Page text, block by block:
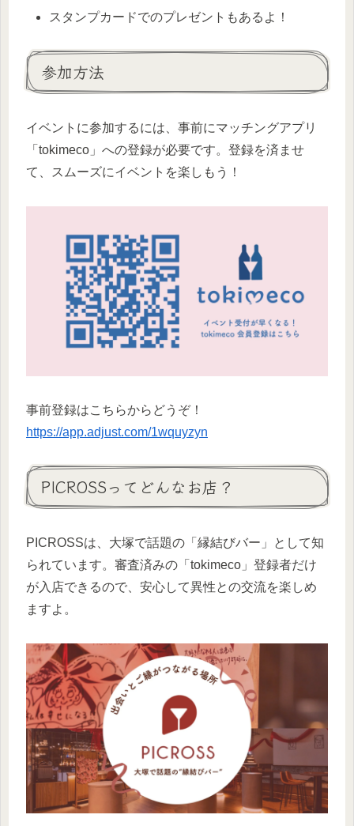
スタンプカードでのプレゼントもあるよ！
参加方法
イベントに参加するには、事前にマッチングアプリ
「tokimeco」への登録が必要です。登録を済ませ
て、スムーズにイベントを楽しもう！
事前登録はこちらからどうぞ！
https://app.adjust.com/1wquyzyn
PICROSSってどんなお店？
PICROSSは、大塚で話題の「縁結びバー」として知
られています。審査済みの「tokimeco」登録者だけ
が入店できるので、安心して異性との交流を楽しめ
ますよ。